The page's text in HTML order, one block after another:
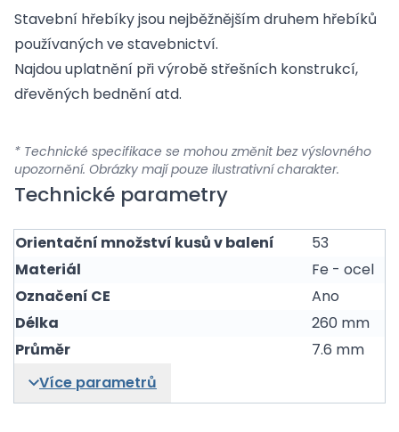
Stavební hřebíky jsou nejběžnějším druhem hřebíků
používaných ve stavebnictví.
Najdou uplatnění při výrobě střešních konstrukcí,
dřevěných bednění atd.
* Technické specifikace se mohou změnit bez výslovného
upozornění. Obrázky mají pouze ilustrativní charakter.
Technické parametry
Orientační množství kusů v balení
53
Materiál
Fe - ocel
Označení CE
Ano
Délka
260 mm
Průměr
7.6 mm
Více parametrů